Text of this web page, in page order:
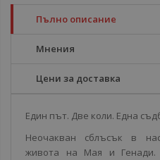
Пълно описание
Мнения
Цени за доставка
Един път. Две коли. Една
Неочакван сблъсък в
живота на Мая и Генади.